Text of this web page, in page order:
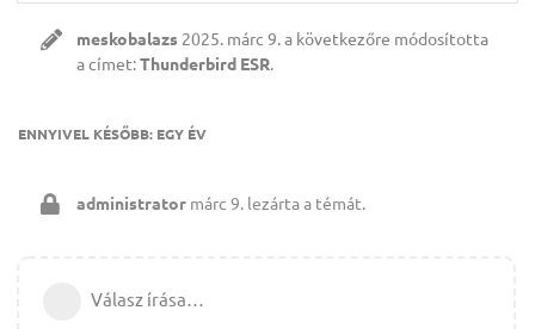
meskobalazs 2025. márc 9.a következőre módosította
a címet:Thunderbird ESR.
ENNYIVEL KÉSŐBB: EGY ÉV
administrator márc 9. lezárta a témát.
Válasz írása…